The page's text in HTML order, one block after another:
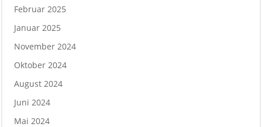
Februar 2025
Januar 2025
November 2024
Oktober 2024
August 2024
Juni 2024
Mai 2024